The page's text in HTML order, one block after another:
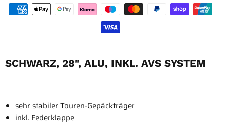
SCHWARZ, 28", ALU, INKL. AVS SYSTEM
sehr stabiler Touren-Gepäckträger
inkl. Federklappe